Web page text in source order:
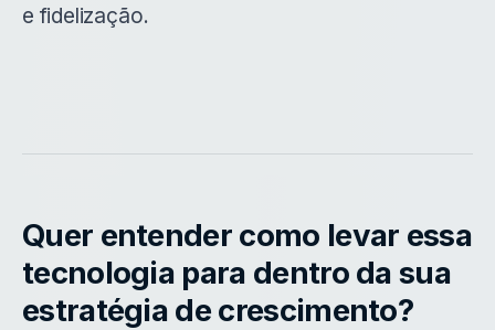
e fidelização.
Quer entender como levar essa
tecnologia para dentro da sua
estratégia de crescimento?